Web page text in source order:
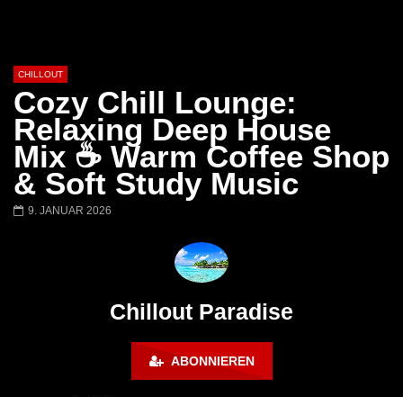
Später
01:02:49
Chillout Ibiza Lounge 2024 🍓
Calm & Relaxing Background
Music 🍓 Chill, Study, Work,
Lust. – Runaway
CHILLOUT
Cozy Chill Lounge:
Relaxing Deep House
Mix ☕ Warm Coffee Shop
& Soft Study Music
9. JANUAR 2026
Chillout Paradise
ABONNIEREN